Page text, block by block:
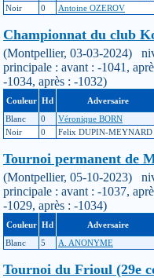
Noir
0 Antoine OZEROV
Championnat du club
(Montpellier, 03-03-2024)
principale : avant : -1041,
-1034, après : -1032)
Couleur Hd Adversaire
Blanc
0 Véronique BORN
Noir
0 Felix DUPIN-MEYNARD
Tournoi permanent de
(Montpellier, 05-10-2023)
principale : avant : -1037,
-1029, après : -1034)
Couleur Hd Adversaire
Blanc
5 A. ANONYME
Tournoi du Frioul (29e